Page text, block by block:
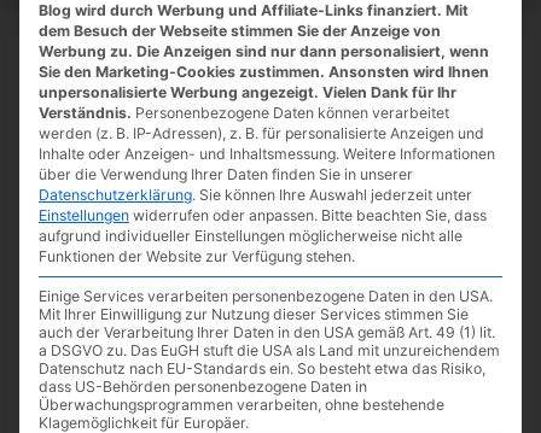
Startseite»News
PlayStation: Plus Neuzugänge am
16. August 2022
16.08.2022/ VonSpoonie/Schreibe einen Kommentar
minute of reading
Blog wird durch Werbung und Affiliate-Links finanziert. Mit
dem Besuch der Webseite stimmen Sie der Anzeige von
Werbung zu. Die Anzeigen sind nur dann personalisiert, wenn
Sie den Marketing-Cookies zustimmen. Ansonsten wird Ihnen
unpersonalisierte Werbung angezeigt. Vielen Dank für Ihr
Verständnis. Personenbezogene Daten können verarbeitet
werden (z. B. IP-Adressen), z. B. für personalisierte Anzeigen und
Inhalte oder Anzeigen- und Inhaltsmessung. Weitere Informationen
über die Verwendung Ihrer Daten finden Sie in unserer
Datenschutzerklärung. Sie können Ihre Auswahl jederzeit unter
Einstellungen widerrufen oder anpassen. Bitte beachten Sie, dass
aufgrund individueller Einstellungen möglicherweise nicht alle
Funktionen der Website zur Verfügung stehen.
Einige Services verarbeiten personenbezogene Daten in den USA.
Mit Ihrer Einwilligung zur Nutzung dieser Services stimmen Sie
auch der Verarbeitung Ihrer Daten in den USA gemäß Art. 49 (1) lit.
a DSGVO zu. Das EuGH stuft die USA als Land mit unzureichendem
Datenschutz nach EU-Standards ein. So besteht etwa das Risiko,
dass US-Behörden personenbezogene Daten in
Überwachungsprogrammen verarbeiten, ohne bestehende
Klagemöglichkeit für Europäer.